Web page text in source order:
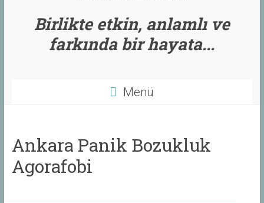
Birlikte etkin, anlamlı ve
farkında bir hayata...
Menü
Ankara Panik Bozukluk
Agorafobi